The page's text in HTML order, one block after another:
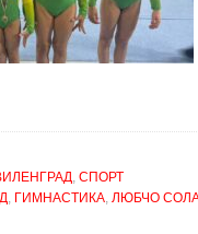
, СПОРТ
, ГИМНАСТИКА, ЛЮБЧО